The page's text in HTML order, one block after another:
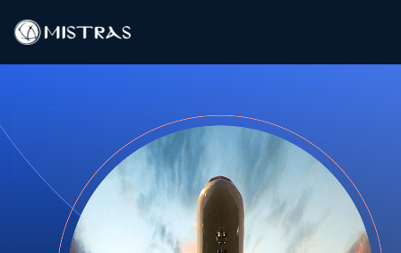
Laboratoriumdiensten
Producten